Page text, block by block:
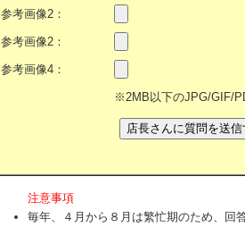
参考画像2：
参考画像2：
参考画像4：
※2MB以下のJPG/GIF/
注意事項
毎年、４月から８月は繁忙期のため、回